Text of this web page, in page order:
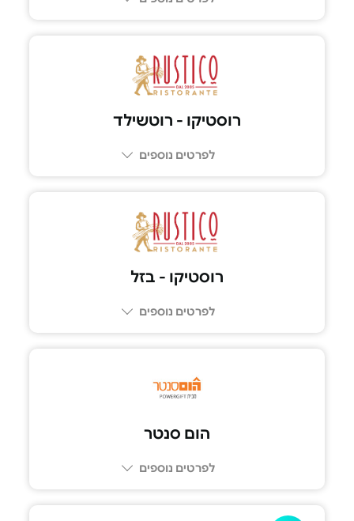
רוסטיקו - רוטשילד
לפרטים נוספים
רוסטיקו - בזל
לפרטים נוספים
הום סנטר
לפרטים נוספים